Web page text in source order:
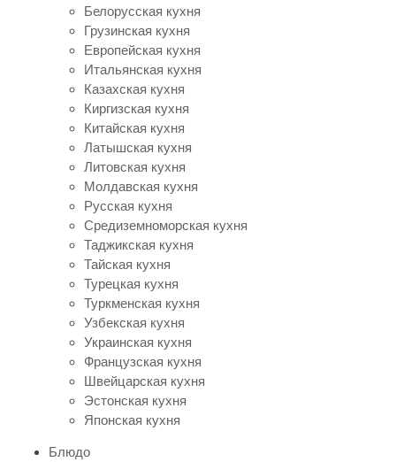
Белорусская кухня
Грузинская кухня
Европейская кухня
Итальянская кухня
Казахская кухня
Киргизская кухня
Китайская кухня
Латышская кухня
Литовская кухня
Молдавская кухня
Русская кухня
Средиземноморская кухня
Таджикская кухня
Тайская кухня
Турецкая кухня
Туркменская кухня
Узбекская кухня
Украинская кухня
Французская кухня
Швейцарская кухня
Эстонская кухня
Японская кухня
Блюдо